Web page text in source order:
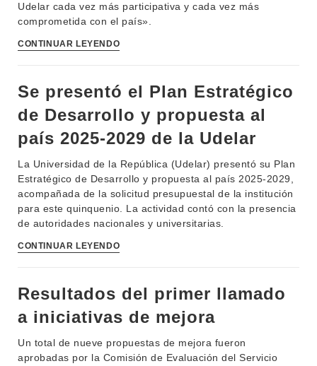
Udelar cada vez más participativa y cada vez más
comprometida con el país».
CONTINUAR LEYENDO
Se presentó el Plan Estratégico
de Desarrollo y propuesta al
país 2025-2029 de la Udelar
La Universidad de la República (Udelar) presentó su Plan
Estratégico de Desarrollo y propuesta al país 2025-2029,
acompañada de la solicitud presupuestal de la institución
para este quinquenio. La actividad contó con la presencia
de autoridades nacionales y universitarias.
CONTINUAR LEYENDO
Resultados del primer llamado
a iniciativas de mejora
Un total de nueve propuestas de mejora fueron
aprobadas por la Comisión de Evaluación del Servicio